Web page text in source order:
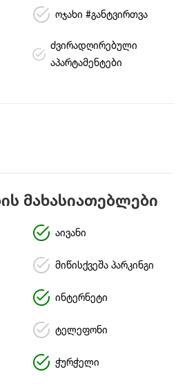
ოჯახი #განტვირთვა
ძვირადღირებული
აპარტამენტები
მახასიათებლები
აივანი
მიწისქვეშა პარკინგი
ინტერნეტი
ტელეფონი
ჭურჭელი